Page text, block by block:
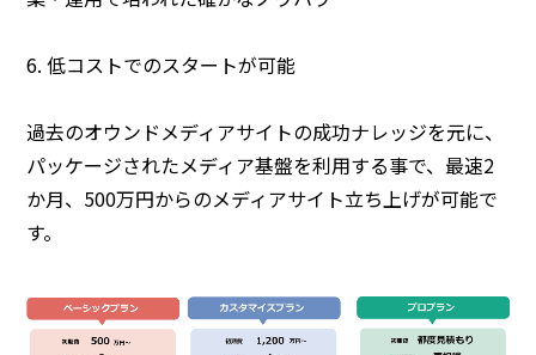
6. 低コストでのスタートが可能
過去のオウンドメディアサイトの成功ナレッジを元に、
パッケージされたメディア基盤を利用する事で、最速2
か月、500万円からのメディアサイト立ち上げが可能で
す。